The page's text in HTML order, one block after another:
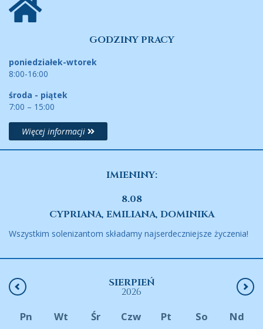
GODZINY PRACY
poniedziałek-wtorek
8:00-16:00
środa - piątek
7:00 – 15:00
Więcej informacji
IMIENINY:
8.08
CYPRIANA, EMILIANA, DOMINIKA
Wszystkim solenizantom składamy najserdeczniejsze życzenia!
SIERPIEŃ
2026
Pn Wt Śr Czw Pt So Nd